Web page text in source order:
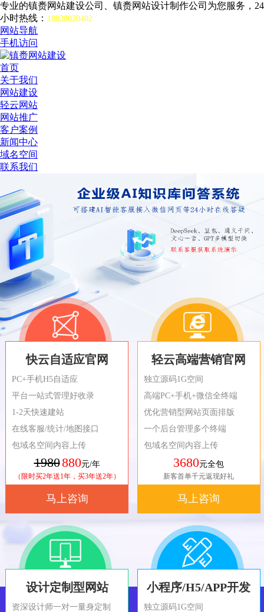
专业的镇赉网站建设公司、镇赉网站设计制作公司为您服务，24
小时热线： 18028020402
网站导航
手机访问
首页
关于我们
网站建设
轻云网站
网站推广
客户案例
新闻中心
域名空间
联系我们
快云自适应官网
PC+手机H5自适应
平台一站式管理好收录
1-2天快速建站
在线客服/统计/地图接口
包域名空间内容上传
1980880元/年
（限时买2年送1年，买3年送2年）
马上咨询
轻云高端营销官网
独立源码1G空间
高端PC+手机+微信全终端
优化营销型网站页面排版
一个后台管理多个终端
包域名空间内容上传
3680元全包
新客首单千元返现好礼
马上咨询
设计定制型网站
资深设计师一对一量身定制
小程序/H5/APP开发
独立源码1G空间